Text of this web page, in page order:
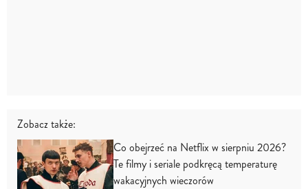
Zobacz także:
Co obejrzeć na Netflix w sierpniu 2026?
Te filmy i seriale podkręcą temperaturę
wakacyjnych wieczorów